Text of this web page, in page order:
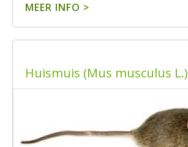
MEER INFO >
Huismuis (Mus musculus L.)